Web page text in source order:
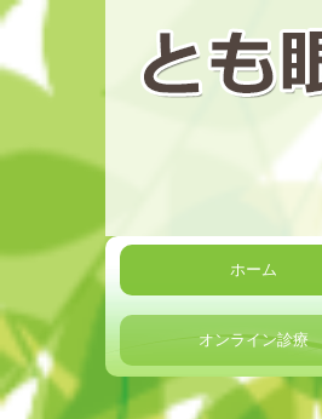
ホーム
オンライン診療